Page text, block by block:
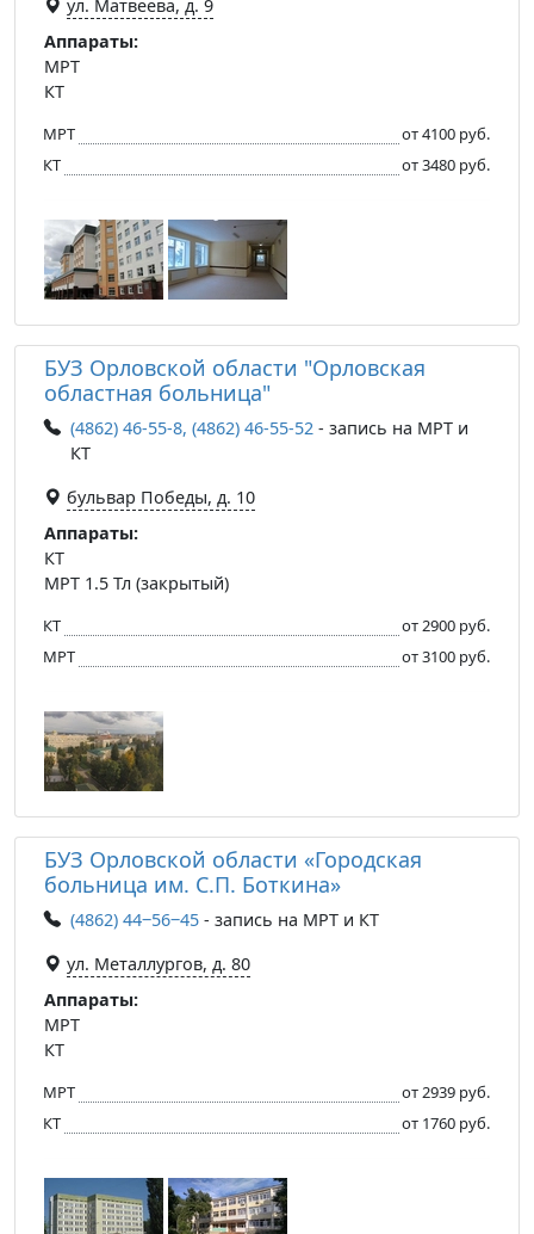
ул. Матвеева, д. 9
Аппараты:
МРТ
КТ
МРТ
от 4100 руб.
КТ
от 3480 руб.
БУЗ Орловской области "Орловская
областная больница"
(4862) 46-55-8, (4862) 46-55-52 - запись на МРТ и
КТ
бульвар Победы, д. 10
Аппараты:
КТ
МРТ 1.5 Тл (закрытый)
КТ
от 2900 руб.
МРТ
от 3100 руб.
БУЗ Орловской области «Городская
больница им. С.П. Боткина»
(4862) 44‒56‒45 - запись на МРТ и КТ
ул. Металлургов, д. 80
Аппараты:
МРТ
КТ
МРТ
от 2939 руб.
КТ
от 1760 руб.